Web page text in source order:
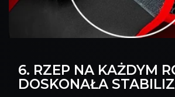
6. RZEP NA KAŻDYM
DOSKONAŁA